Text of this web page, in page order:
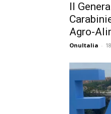
Il
Agro-
OnuItalia -